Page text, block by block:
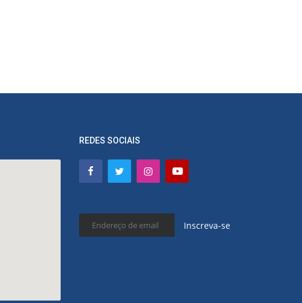
REDES SOCIAIS
Inscreva-se